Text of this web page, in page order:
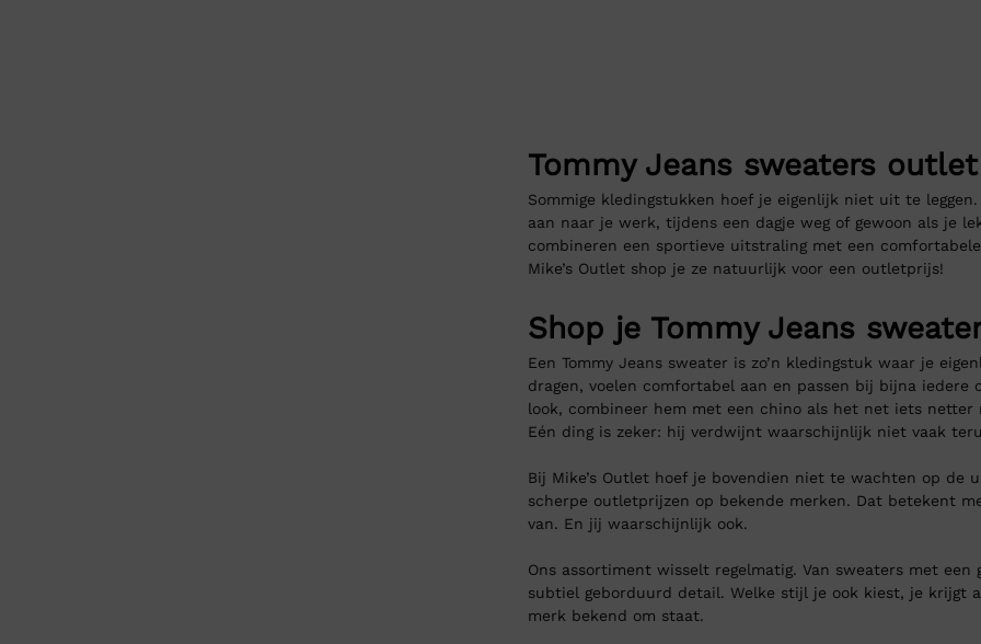
Tommy Jeans sweaters outlet
Sommige kledingstukken hoef je eigenlijk niet uit te
aan naar je werk, tijdens een dagje weg of gewoon als je
combineren een sportieve uitstraling met een
Mike’s Outlet shop je ze natuurlijk voor een outletprijs!
Shop je Tommy Jeans
Een Tommy Jeans sweater is zo’n kledingstuk waar je
dragen, voelen comfortabel aan en passen bij bijna
look, combineer hem met een chino als het net iets
Eén ding is zeker: hij verdwijnt waarschijnlijk niet vaak
Bij Mike’s Outlet hoef je bovendien niet te wachten op de
scherpe outletprijzen op bekende merken. Dat betekent
van. En jij waarschijnlijk ook.
Ons assortiment wisselt regelmatig. Van sweaters met
subtiel geborduurd detail. Welke stijl je ook kiest, je krijgt
merk bekend om staat.